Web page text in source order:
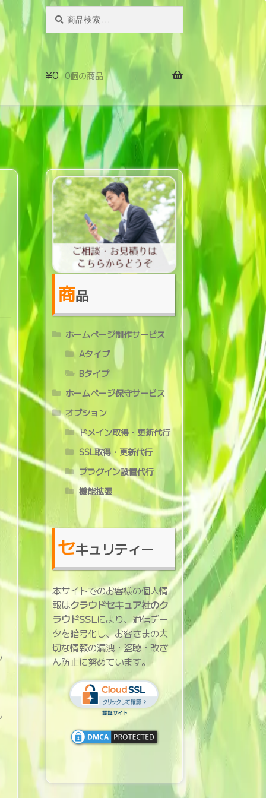
検
対
象:
検
¥0 0個の商品
商品
ホームページ制作サービス
Aタイプ
Bタイプ
ホームページ保守サービス
オプション
ドメイン取得・更新代行
SSL取得・更新代行
プラグイン設置代行
機能拡張
セキュリティー
本サイトでのお客様の個人情
報はクラウドセキュア社のク
ラウドSSLにより、通信デー
タを暗号化し、お客さまの大
切な情報の漏洩・盗聴・改ざ
ん防止に努めています。